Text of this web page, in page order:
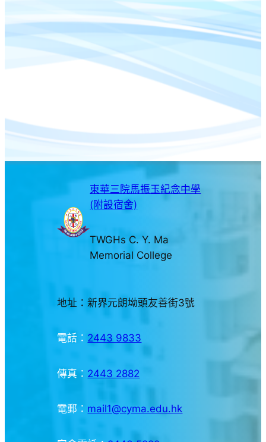
東華三院馬振玉紀念中學
(附設宿舍)
TWGHs C. Y. Ma
Memorial College
地址：新界元朗坳頭友善街3號
電話： 2443 9833
傳真： 2443 2882
電郵： mail1@cyma.edu.hk